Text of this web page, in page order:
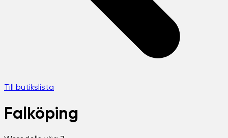
Till butikslista
Falköping